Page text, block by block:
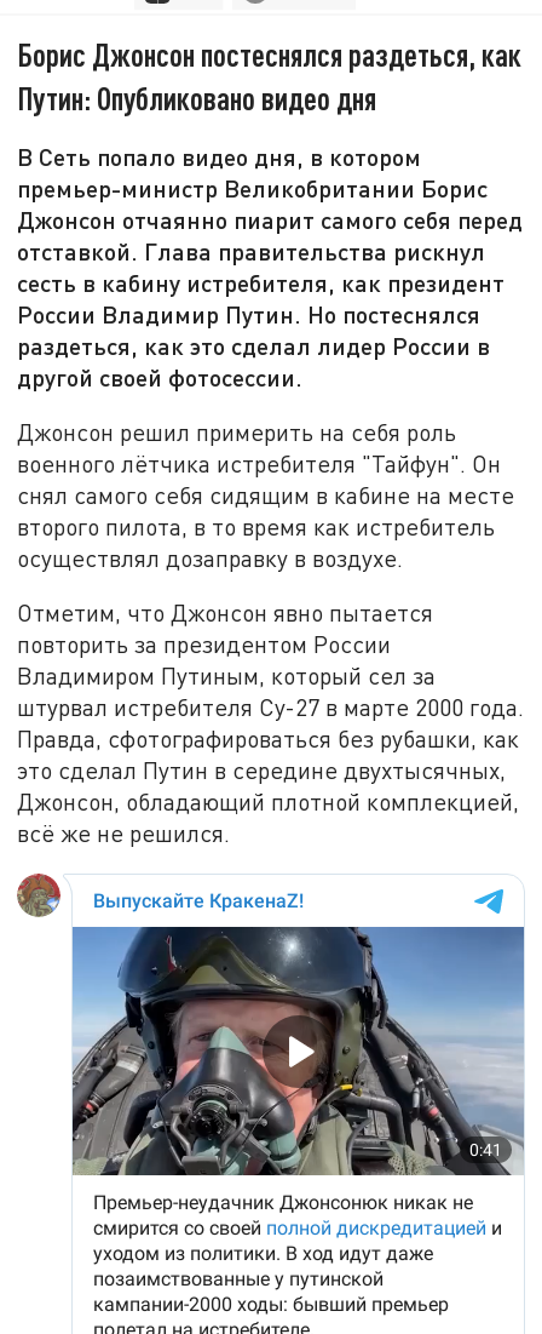
Борис Джонсон постеснялся раздеться, как
Путин: Опубликовано видео дня
В Сеть попало видео дня, в котором
премьер-министр Великобритании Борис
Джонсон отчаянно пиарит самого себя перед
отставкой. Глава правительства рискнул
сесть в кабину истребителя, как президент
России Владимир Путин. Но постеснялся
раздеться, как это сделал лидер России в
другой своей фотосессии.
Джонсон решил примерить на себя роль
военного лётчика истребителя "Тайфун". Он
снял самого себя сидящим в кабине на месте
второго пилота, в то время как истребитель
осуществлял дозаправку в воздухе.
Отметим, что Джонсон явно пытается
повторить за президентом России
Владимиром Путиным, который сел за
штурвал истребителя Су-27 в марте 2000 года.
Правда, сфотографироваться без рубашки, как
это сделал Путин в середине двухтысячных,
Джонсон, обладающий плотной комплекцией,
всё же не решился.